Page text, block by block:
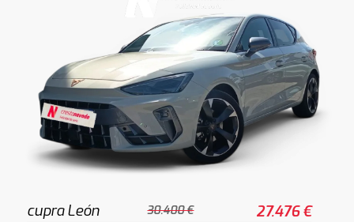
cupra León 30.400 € 27.476 €